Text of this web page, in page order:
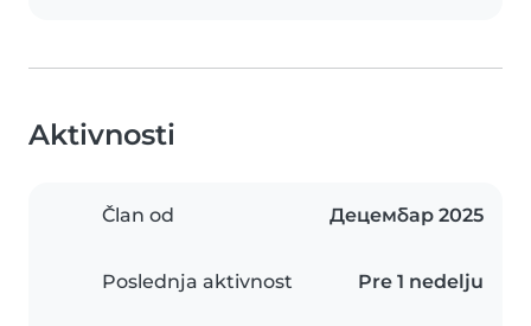
Aktivnosti
Član od Децембар 2025
Poslednja aktivnost Pre 1 nedelju